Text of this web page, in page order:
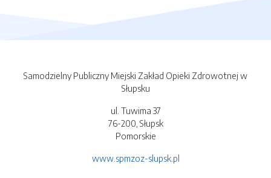
Samodzielny Publiczny Miejski Zakład Opieki Zdrowotnej w
Słupsku
ul. Tuwima 37
76-200, Słupsk
Pomorskie
www.spmzoz-slupsk.pl